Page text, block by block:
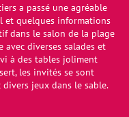
a passé une agréable
et quelques informations
dans le salon de la plage
avec diverses salades et
à des tables joliment
les invités se sont
jeux dans le sable.